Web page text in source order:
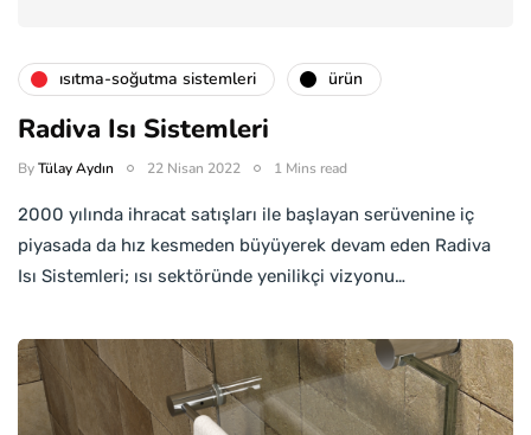
isıtma-soğutma sistemleri ürün
Radiva Isı Sistemleri
ByTülay Aydın 22 Nisan 2022 1 Mins read
2000 yılında ihracat satışları ile başlayan serüvenine iç
piyasada da hız kesmeden büyüyerek devam eden Radiva
Isı Sistemleri; ısı sektöründe yenilikçi vizyonu…